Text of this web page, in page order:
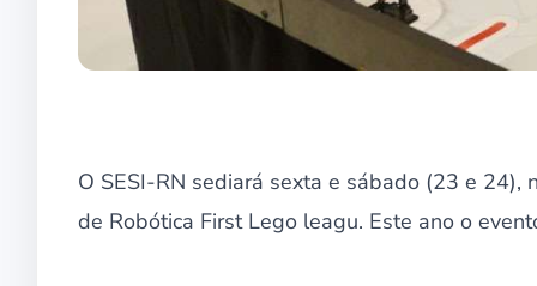
O SESI-RN sediará sexta e sábado (23 e 24),
de Robótica First Lego leagu. Este ano o